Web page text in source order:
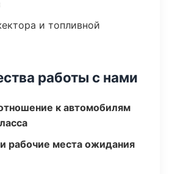
и топливной
работы с нами
к автомобилям
рабочие места ожидания